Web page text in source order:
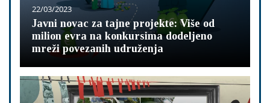
22/03/2023
Javni novac za tajne projekte: Više od
milion evra na konkursima dodeljeno
mreži povezanih udruženja